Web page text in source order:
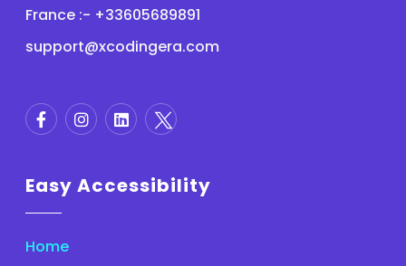
France :- +33605689891
support@xcodingera.com
Easy Accessibility
Home